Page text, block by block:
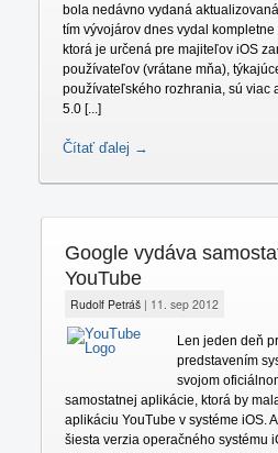
bola nedávno vydaná
tím vývojárov dnes vydal
ktorá je určená pre majiteľov iOS
používateľov (vrátane mňa),
používateľského rozhrania, sú viac
5.0 [...]
Čítať ďalej →
Google vydáva
YouTube
Rudolf Petráš| 11. sep 2012
Len jeden deň
predstavením
svojom
samostatnej aplikácie, ktorá by
aplikáciu YouTube v systéme iOS.
šiesta verzia operačného systému